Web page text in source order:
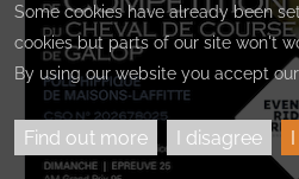
Some cookies have already been
cookies but parts of our site won't
By using our website you accept
Find out more I disagree